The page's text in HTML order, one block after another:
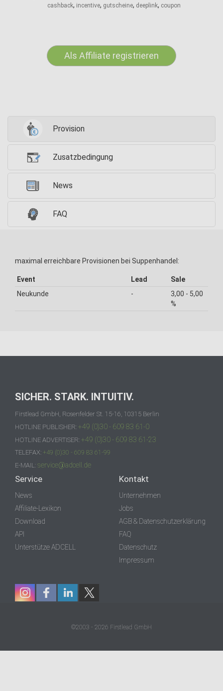
cashback, incentive, gutscheine, deeplink, coupon
Als Affiliate registrieren
Provision
Zusatzbedingung
News
FAQ
maximal erreichbare Provisionen bei Suppenhandel:
Event Lead
Sale
Neukunde
-
3,00 - 5,00
%
SICHER. STARK. INTUITIV.
Firstlead GmbH, Rosenfelder St. 15-16, 10315 Berlin
HOTLINE PUBLISHER: +49 (0)30 - 609 83 61-0
HOTLINE ADVERTISER: +49 (0)30 - 609 83 61-23
TELEFAX: +49 (0)30 - 609 83 61-99
E-MAIL: service@adcell.de
Service
News
Affiliate-Lexikon
Download
API
Unterstütze ADCELL
Kontakt
Unternehmen
Jobs
AGB & Datenschutzerklärung
FAQ
Datenschutz
Impressum
©2003 - 2026 Firstlead GmbH